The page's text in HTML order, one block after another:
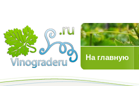
Виноград
На главную